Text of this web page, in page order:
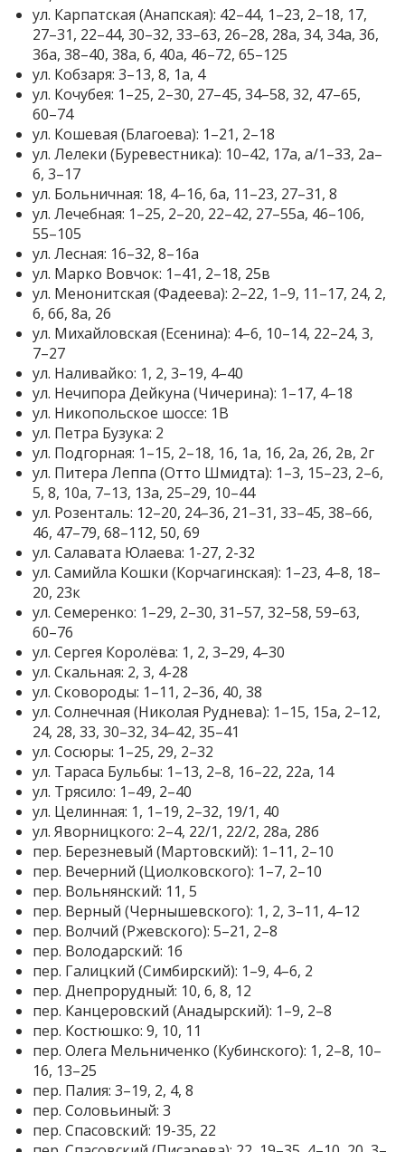
ул. Карпатская (Анапская): 42–44, 1–23, 2–18, 17,
27–31, 22–44, 30–32, 33–63, 26–28, 28а, 34, 34а, 36,
36а, 38–40, 38а, б, 40а, 46–72, 65–125
ул. Кобзаря: 3–13, 8, 1а, 4
ул. Кочубея: 1–25, 2–30, 27–45, 34–58, 32, 47–65,
60–74
ул. Кошевая (Благоева): 1–21, 2–18
ул. Лелеки (Буревестника): 10–42, 17а, а/1–33, 2а–
6, 3–17
ул. Больничная: 18, 4–16, 6а, 11–23, 27–31, 8
ул. Лечебная: 1–25, 2–20, 22–42, 27–55а, 46–106,
55–105
ул. Лесная: 16–32, 8–16а
ул. Марко Вовчок: 1–41, 2–18, 25в
ул. Менонитская (Фадеева): 2–22, 1–9, 11–17, 24, 2,
6, 6б, 8а, 26
ул. Михайловская (Есенина): 4–6, 10–14, 22–24, 3,
7–27
ул. Наливайко: 1, 2, 3–19, 4–40
ул. Нечипора Дейкуна (Чичерина): 1–17, 4–18
ул. Никопольское шоссе: 1В
ул. Петра Бузука: 2
ул. Подгорная: 1–15, 2–18, 16, 1а, 1б, 2а, 2б, 2в, 2г
ул. Питера Леппа (Отто Шмидта): 1–3, 15–23, 2–6,
5, 8, 10а, 7–13, 13а, 25–29, 10–44
ул. Розенталь: 12–20, 24–36, 21–31, 33–45, 38–66,
46, 47–79, 68–112, 50, 69
ул. Салавата Юлаева: 1-27, 2-32
ул. Самийла Кошки (Корчагинская): 1–23, 4–8, 18–
20, 23к
ул. Семеренко: 1–29, 2–30, 31–57, 32–58, 59–63,
60–76
ул. Сергея Королёва: 1, 2, 3–29, 4–30
ул. Скальная: 2, 3, 4-28
ул. Сковороды: 1–11, 2–36, 40, 38
ул. Солнечная (Николая Руднева): 1–15, 15а, 2–12,
24, 28, 33, 30–32, 34–42, 35–41
ул. Сосюры: 1–25, 29, 2–32
ул. Тараса Бульбы: 1–13, 2–8, 16–22, 22а, 14
ул. Трясило: 1–49, 2–40
ул. Целинная: 1, 1–19, 2–32, 19/1, 40
ул. Яворницкого: 2–4, 22/1, 22/2, 28а, 28б
пер. Березневый (Мартовский): 1–11, 2–10
пер. Вечерний (Циолковского): 1–7, 2–10
пер. Вольнянский: 11, 5
пер. Верный (Чернышевского): 1, 2, 3–11, 4–12
пер. Волчий (Ржевского): 5–21, 2–8
пер. Володарский: 1б
пер. Галицкий (Симбирский): 1–9, 4–6, 2
пер. Днепрорудный: 10, 6, 8, 12
пер. Канцеровский (Анадырский): 1–9, 2–8
пер. Костюшко: 9, 10, 11
пер. Олега Мельниченко (Кубинского): 1, 2–8, 10–
16, 13–25
пер. Палия: 3–19, 2, 4, 8
пер. Соловьиный: 3
пер. Спасовский: 19-35, 22